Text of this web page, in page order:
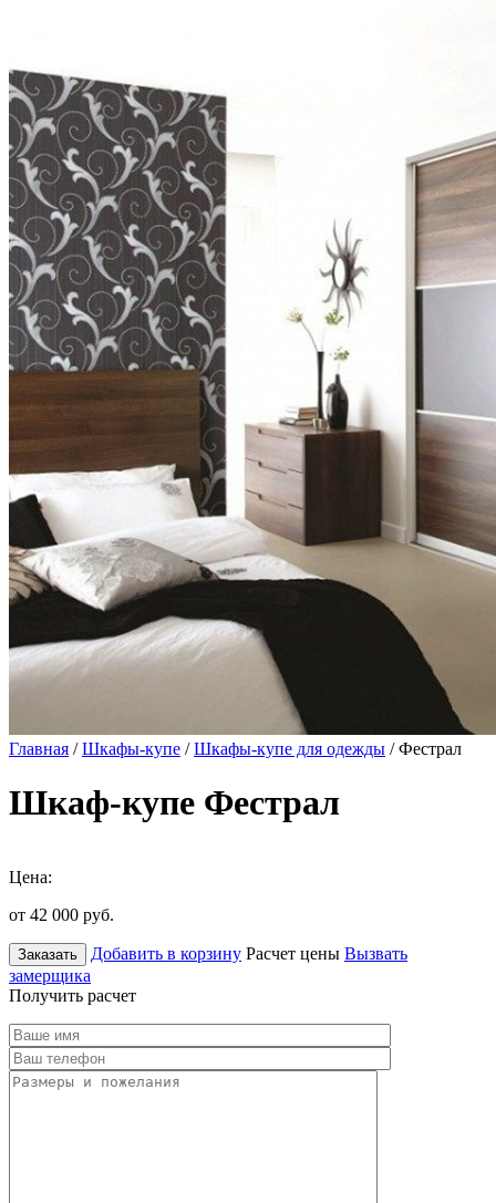
Главная /Шкафы-купе /Шкафы-купе для одежды / Фестрал
Шкаф-купе Фестрал
Цена:
от 42 000 руб.
Заказать Добавить в корзину Расчет цены Вызвать
замерщика
Получить расчет